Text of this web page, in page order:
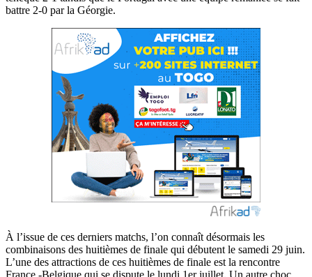
battre 2-0 par la Géorgie.
À l’issue de ces derniers matchs, l’on connaît désormais les
combinaisons des huitièmes de finale qui débutent le samedi 29 juin.
L’une des attractions de ces huitièmes de finale est la rencontre
France -Belgique qui se dispute le lundi 1er juillet. Un autre choc